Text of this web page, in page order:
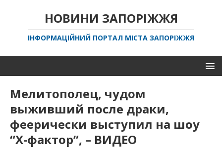
НОВИНИ ЗАПОРІЖЖЯ
ІНФОРМАЦІЙНИЙ ПОРТАЛ МІСТА ЗАПОРІЖЖЯ
Мелитополец, чудом
выживший после драки,
феерически выступил на шоу
“Х-фактор”, – ВИДЕО